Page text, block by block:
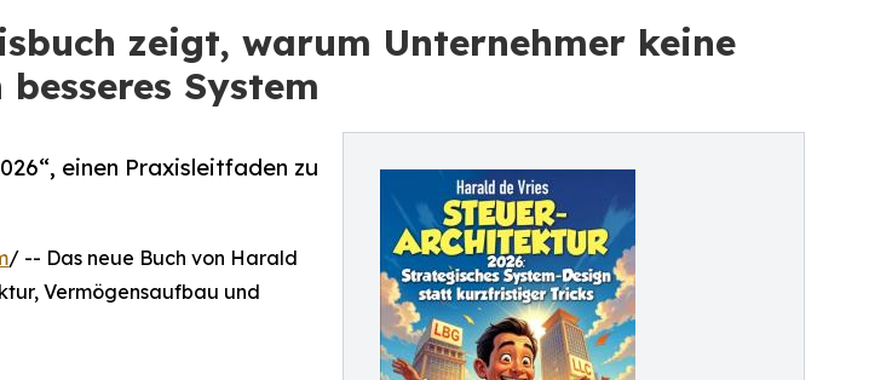
zeigt, warum Unternehmer keine
System
einen Praxisleitfaden zu
/ -- Das neue Buch von Harald
Vermögensaufbau und